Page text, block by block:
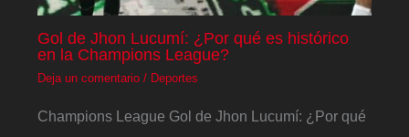
Gol de Jhon Lucumí: ¿Por qué es histórico
en la Champions League?
Deja un comentario / Deportes
Champions League Gol de Jhon Lucumí: ¿Por qué